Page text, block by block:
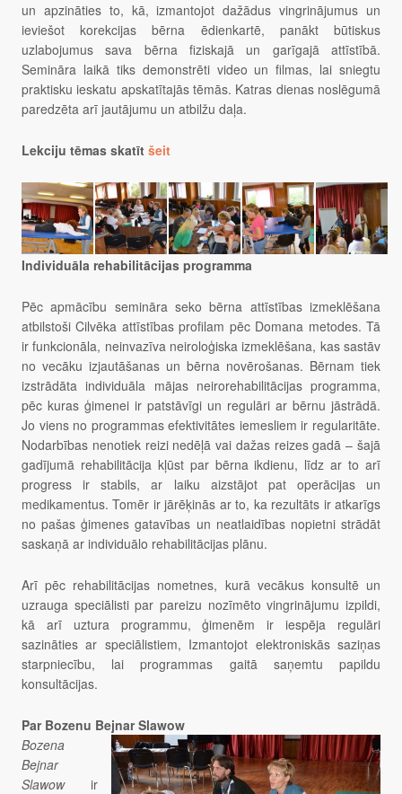
un apzināties to, kā, izmantojot dažādus vingrinājumus un
ieviešot korekcijas bērna ēdienkartē, panākt būtiskus
uzlabojumus sava bērna fiziskajā un garīgajā attīstībā.
Semināra laikā tiks demonstrēti video un filmas, lai sniegtu
praktisku ieskatu apskatītajās tēmās. Katras dienas noslēgumā
paredzēta arī jautājumu un atbilžu daļa.
Lekciju tēmas skatīt šeit
Individuāla rehabilitācijas programma
Pēc apmācību semināra seko bērna attīstības izmeklēšana
atbilstoši Cilvēka attīstības profilam pēc Domana metodes. Tā
ir funkcionāla, neinvazīva neiroloģiska izmeklēšana, kas sastāv
no vecāku izjautāšanas un bērna novērošanas. Bērnam tiek
izstrādāta individuāla mājas neirorehabilitācijas programma,
pēc kuras ģimenei ir patstāvīgi un regulāri ar bērnu jāstrādā.
Jo viens no programmas efektivitātes iemesliem ir regularitāte.
Nodarbības nenotiek reizi nedēļā vai dažas reizes gadā – šajā
gadījumā rehabilitācija kļūst par bērna ikdienu, līdz ar to arī
progress ir stabils, ar laiku aizstājot pat operācijas un
medikamentus. Tomēr ir jārēķinās ar to, ka rezultāts ir atkarīgs
no pašas ģimenes gatavības un neatlaidības nopietni strādāt
saskaņā ar individuālo rehabilitācijas plānu.
Arī pēc rehabilitācijas nometnes, kurā vecākus konsultē un
uzrauga speciālisti par pareizu nozīmēto vingrinājumu izpildi,
kā arī uztura programmu, ģimenēm ir iespēja regulāri
sazināties ar speciālistiem, Izmantojot elektroniskās saziņas
starpniecību, lai programmas gaitā saņemtu papildu
konsultācijas.
Par Bozenu Bejnar Slawow
Bozena
Bejnar
Slawowir